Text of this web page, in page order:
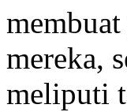
mereka,
meliputi